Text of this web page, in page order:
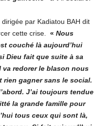
par Kadiatou BAH dit
cette crise.
« Nous
couché là aujourd’hui
Dieu fait que suite à sa
redorer le blason nous
rien gagner sans le social.
J’ai toujours tendue
la grande famille pour
tous ceux qui sont là,